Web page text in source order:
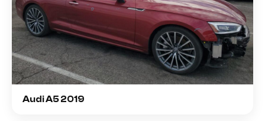
Audi A5 2019